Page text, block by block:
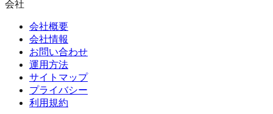
会社
会社概要
会社情報
お問い合わせ
運用方法
サイトマップ
プライバシー
利用規約